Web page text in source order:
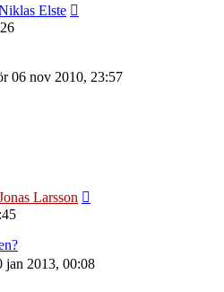
Elste
06 nov 2010, 23:57
Larsson
jan 2013, 00:08